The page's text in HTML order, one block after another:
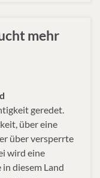
mehr
geredet.
über eine
über versperrte
wird eine
diesem Land